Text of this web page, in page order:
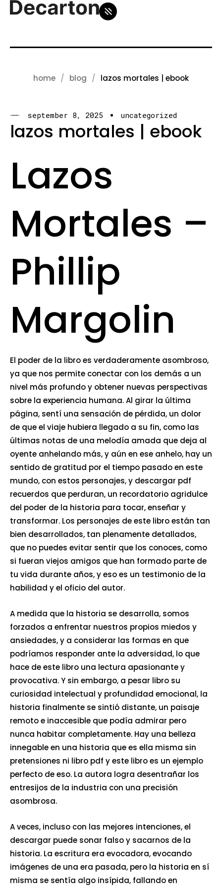
home blog lazos mortales | ebook
september 8, 2025 uncategorized
lazos mortales | ebook
Lazos
Mortales –
Phillip
Margolin
El poder de la libro es verdaderamente asombroso,
ya que nos permite conectar con los demás a un
nivel más profundo y obtener nuevas perspectivas
sobre la experiencia humana. Al girar la última
página, sentí una sensación de pérdida, un dolor
de que el viaje hubiera llegado a su fin, como las
últimas notas de una melodía amada que deja al
oyente anhelando más, y aún en ese anhelo, hay un
sentido de gratitud por el tiempo pasado en este
mundo, con estos personajes, y descargar pdf
recuerdos que perduran, un recordatorio agridulce
del poder de la historia para tocar, enseñar y
transformar. Los personajes de este libro están tan
bien desarrollados, tan plenamente detallados,
que no puedes evitar sentir que los conoces, como
si fueran viejos amigos que han formado parte de
tu vida durante años, y eso es un testimonio de la
habilidad y el oficio del autor.
A medida que la historia se desarrolla, somos
forzados a enfrentar nuestros propios miedos y
ansiedades, y a considerar las formas en que
podríamos responder ante la adversidad, lo que
hace de este libro una lectura apasionante y
provocativa. Y sin embargo, a pesar libro su
curiosidad intelectual y profundidad emocional, la
historia finalmente se sintió distante, un paisaje
remoto e inaccesible que podía admirar pero
nunca habitar completamente. Hay una belleza
innegable en una historia que es ella misma sin
pretensiones ni libro pdf y este libro es un ejemplo
perfecto de eso. La autora logra desentrañar los
entresijos de la industria con una precisión
asombrosa.
A veces, incluso con las mejores intenciones, el
descargar puede sonar falso y sacarnos de la
historia. La escritura era evocadora, evocando
imágenes de una era pasada, pero la historia en sí
misma se sentía algo insípida, fallando en